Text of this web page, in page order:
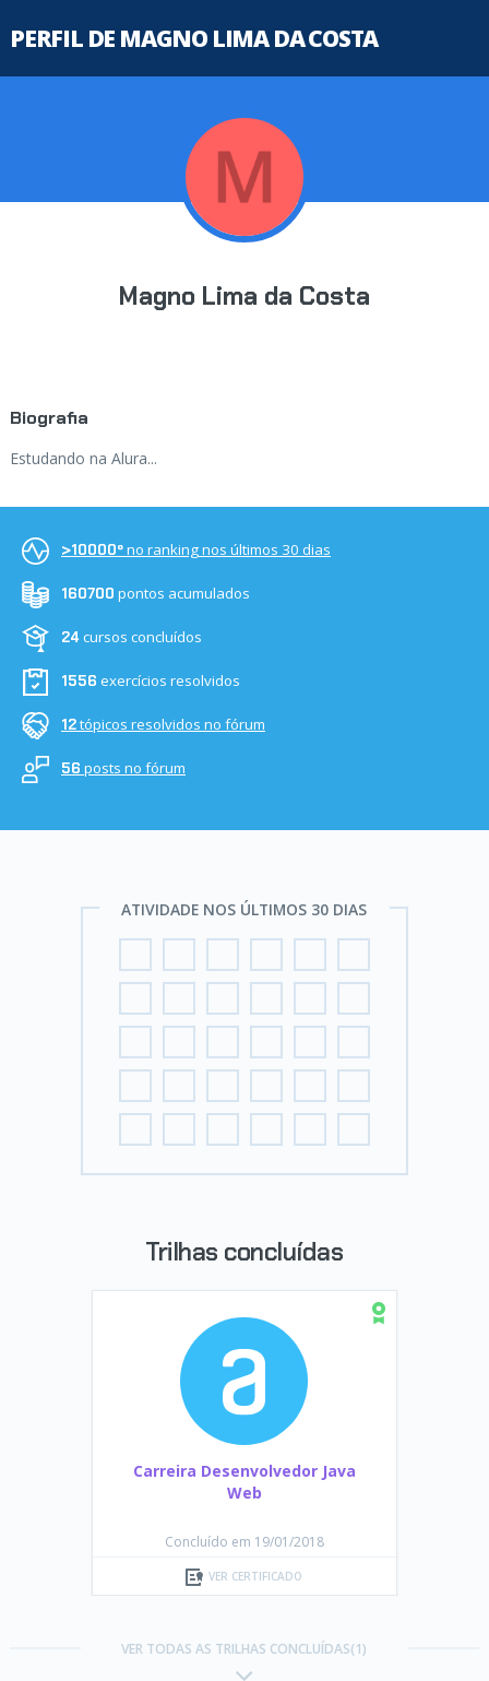
PERFIL DE MAGNO LIMA DA COSTA
Magno Lima da Costa
Biografia
Estudando na Alura...
>10000ºno ranking nos últimos 30 dias
160700 pontos acumulados
24cursos concluídos
1556 exercícios resolvidos
12tópicos resolvidos no fórum
56 posts no fórum
ATIVIDADE NOS ÚLTIMOS 30 DIAS
Trilhas concluídas
Carreira Desenvolvedor Java
Web
Concluído em 19/01/2018
VER CERTIFICADO
VER TODAS AS TRILHAS CONCLUÍDAS(1)